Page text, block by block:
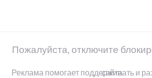
Пожалуйста, отключите
Реклама помогает поддерживать и развивать сервисы сайта